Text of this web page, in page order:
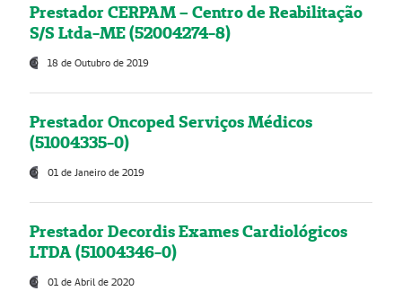
Prestador CERPAM – Centro de Reabilitação
S/S Ltda-ME (52004274-8)
18 de Outubro de 2019
Prestador Oncoped Serviços Médicos
(51004335-0)
01 de Janeiro de 2019
Prestador Decordis Exames Cardiológicos
LTDA (51004346-0)
01 de Abril de 2020